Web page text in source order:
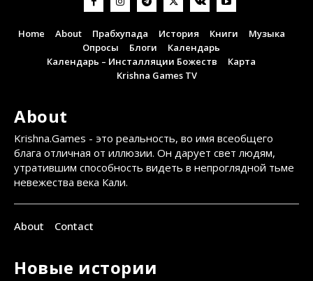
Home About Прабхупада История Книги
Музыка
Опросы
Блоги
Календарь
Календарь – Инсталляции Божеств
Карта
Krishna Games TV
About
Krishna.Games - это реальность, во имя всеобщего
блага отличная от иллюзии. Он дарует свет людям,
утратившим способность видеть в непроглядной тьме
невежества века Кали.
About Contact
Новые истории